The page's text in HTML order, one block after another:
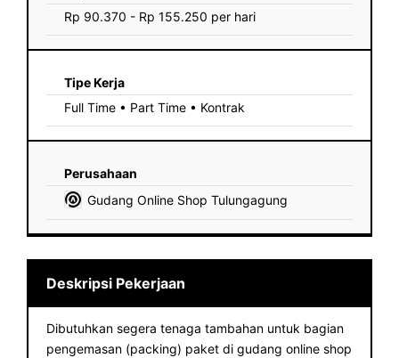
Rp 90.370 - Rp 155.250 per hari
Tipe Kerja
Full Time • Part Time • Kontrak
Perusahaan
Gudang Online Shop Tulungagung
Deskripsi Pekerjaan
Dibutuhkan segera tenaga tambahan untuk bagian
pengemasan (packing) paket di gudang online shop